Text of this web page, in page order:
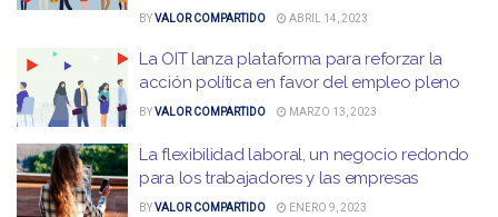
BYVALOR COMPARTIDO ABRIL 14, 2023
La OIT lanza plataforma para reforzar la
acción política en favor del empleo pleno
BYVALOR COMPARTIDO MARZO 13, 2023
La flexibilidad laboral, un negocio redondo
para los trabajadores y las empresas
BYVALOR COMPARTIDO ENERO 9, 2023